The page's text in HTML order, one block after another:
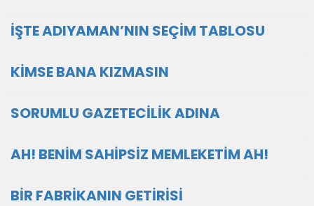
İŞTE ADIYAMAN’NIN SEÇİM TABLOSU
KİMSE BANA KIZMASIN
SORUMLU GAZETECİLİK ADINA
AH! BENİM SAHİPSİZ MEMLEKETİM AH!
BİR FABRİKANIN GETİRİSİ